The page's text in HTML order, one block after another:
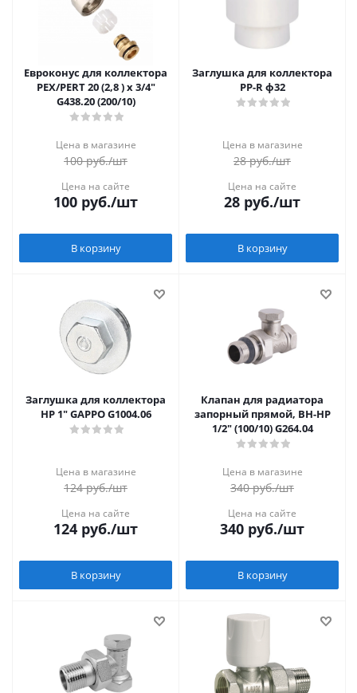
Евроконус для коллектора
PEX/PERT 20 (2,8 ) х 3/4"
G438.20 (200/10)
Цена в магазине
100руб./шт
Цена на сайте
100 руб./шт
В корзину
Заглушка для коллектора
PP-R ф32
Цена в магазине
28руб./шт
Цена на сайте
28 руб./шт
В корзину
Заглушка для коллектора
НР 1" GAPPO G1004.06
Цена в магазине
124руб./шт
Цена на сайте
124 руб./шт
В корзину
Клапан для радиатора
запорный прямой, ВН-НР
1/2" (100/10) G264.04
Цена в магазине
340руб./шт
Цена на сайте
340 руб./шт
В корзину